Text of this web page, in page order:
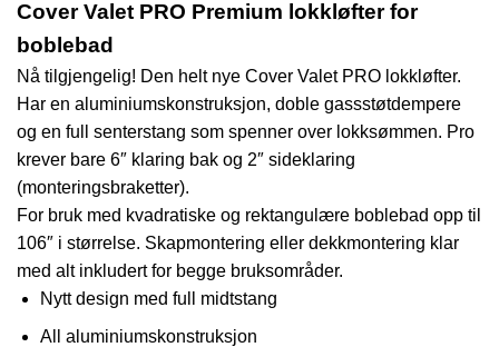
Cover Valet PRO Premium lokkløfter for
boblebad
Nå tilgjengelig! Den helt nye Cover Valet PRO lokkløfter.
Har en aluminiumskonstruksjon, doble gassstøtdempere
og en full senterstang som spenner over lokksømmen. Pro
krever bare 6″ klaring bak og 2″ sideklaring
(monteringsbraketter).
For bruk med kvadratiske og rektangulære boblebad opp til
106″ i størrelse. Skapmontering eller dekkmontering klar
med alt inkludert for begge bruksområder.
Nytt design med full midtstang
All aluminiumskonstruksjon